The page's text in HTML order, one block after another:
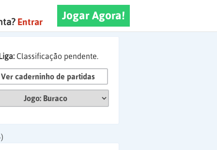
Jogar Agora!
Entrar
Classificação pendente.
Ver caderninho de partidas